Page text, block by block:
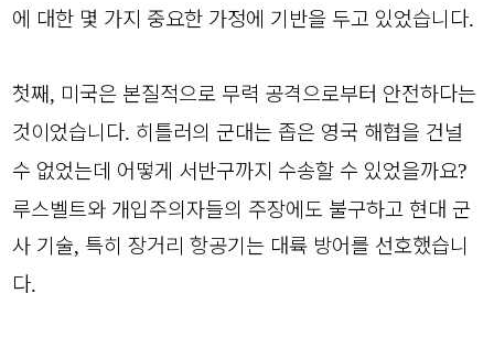
에 대한 몇 가지 중요한 가정에 기반을 두고 있었습니다.
첫째, 미국은 본질적으로 무력 공격으로부터 안전하다는
것이었습니다. 히틀러의 군대는 좁은 영국 해협을 건널
수 없었는데 어떻게 서반구까지 수송할 수 있었을까요?
루스벨트와 개입주의자들의 주장에도 불구하고 현대 군
사 기술, 특히 장거리 항공기는 대륙 방어를 선호했습니
다.